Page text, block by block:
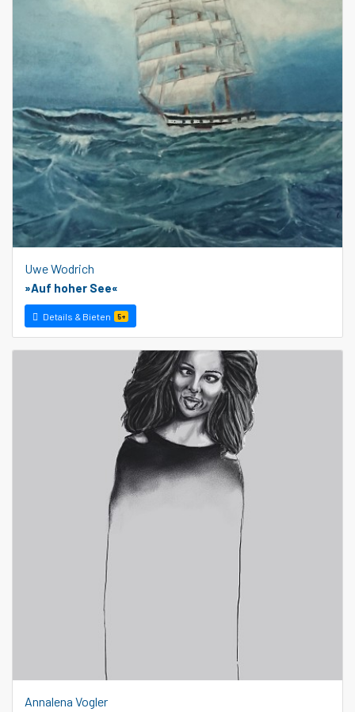
Uwe Wodrich
»Auf hoher See«
Details & Bieten 5+
Annalena Vogler